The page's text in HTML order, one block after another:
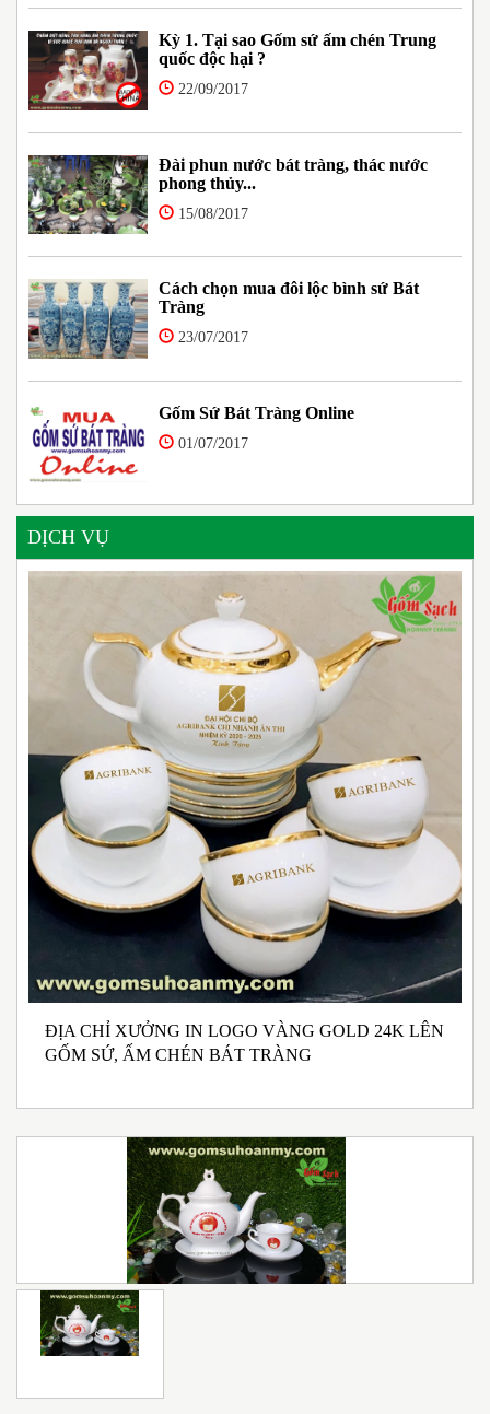
Kỳ 1. Tại sao Gốm sứ ấm chén Trung
quốc độc hại ?
22/09/2017
Đài phun nước bát tràng, thác nước
phong thủy...
15/08/2017
Cách chọn mua đôi lộc bình sứ Bát
Tràng
23/07/2017
Gốm Sứ Bát Tràng Online
01/07/2017
DỊCH VỤ
ĐỊA CHỈ XƯỞNG IN LOGO VÀNG GOLD 24K LÊN
GỐM SỨ, ẤM CHÉN BÁT TRÀNG